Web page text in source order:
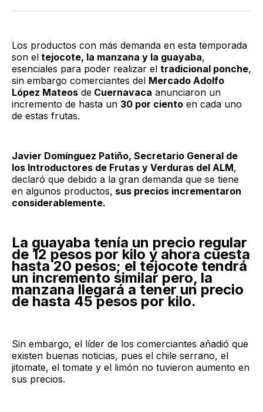
TwitterFacebook
LinkedIn
Email
Los productos con más demanda en esta temporada
son el tejocote, la manzana y la guayaba,
esenciales para poder realizar el tradicional ponche,
sin embargo comerciantes del Mercado Adolfo
López Mateos de Cuernavaca anunciaron un
incremento de hasta un 30 por ciento en cada uno
de estas frutas.
Javier Domínguez Patiño, Secretario General de
los Introductores de Frutas y Verduras del ALM,
declaró que debido a la gran demanda que se tiene
en algunos productos, sus precios incrementaron
considerablemente.
La guayaba tenía un precio regular
de 12 pesos por kilo y ahora cuesta
hasta 20 pesos; el tejocote tendrá
un incremento similar pero, la
manzana llegará a tener un precio
de hasta 45 pesos por kilo.
Sin embargo, el líder de los comerciantes añadió que
existen buenas noticias, pues el chile serrano, el
jitomate, el tomate y el limón no tuvieron aumento en
sus precios.